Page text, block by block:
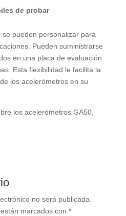
de probar
pueden personalizar para
Pueden suministrarse
en una placa de evaluación
Esta flexibilidad le facilita la
los acelerómetros en su
los acelerómetros GA50,
no será publicada.
marcados con *